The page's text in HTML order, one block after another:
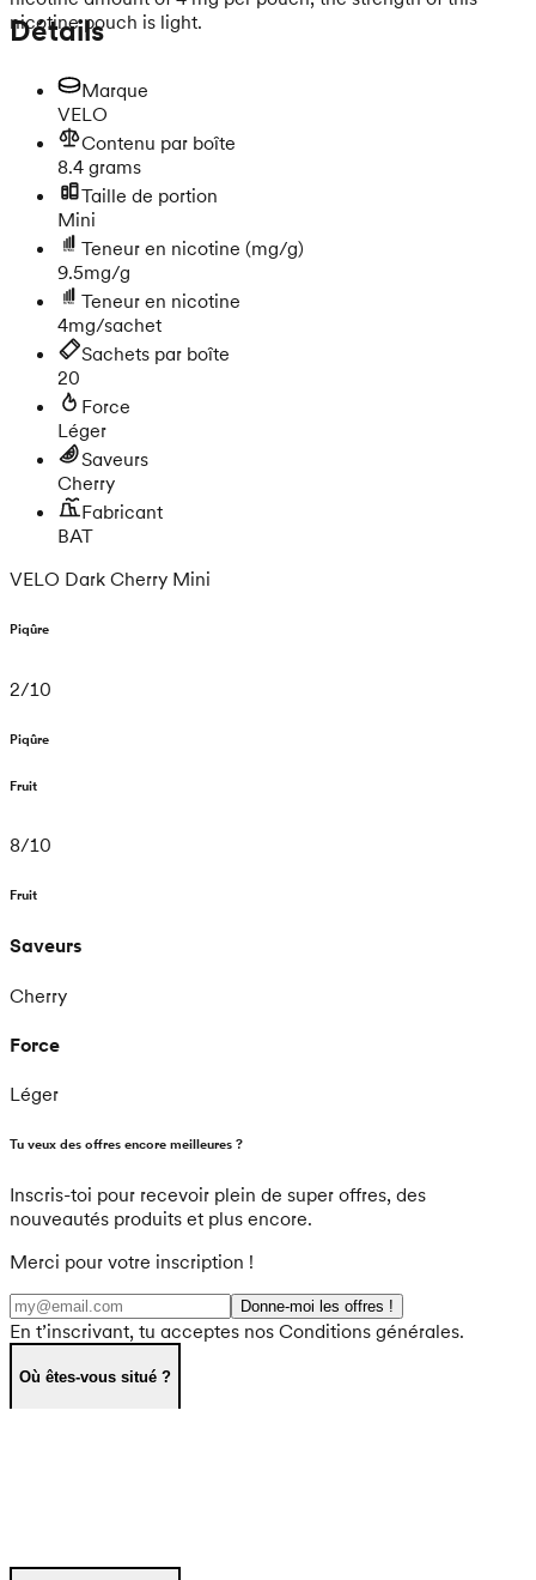
nicotine pouch is light.
Détails
Marque
VELO
Contenu par boîte
8.4 grams
Taille de portion
Mini
Teneur en nicotine (mg/g)
9.5mg/g
Teneur en nicotine
4mg/sachet
Sachets par boîte
20
Force
Léger
Saveurs
Cherry
Fabricant
BAT
VELO Dark Cherry Mini
Piqûre
2/10
Piqûre
Fruit
8/10
Fruit
Saveurs
Cherry
Force
Léger
Tu veux des offres encore meilleures ?
Inscris-toi pour recevoir plein de super offres, des
nouveautés produits et plus encore.
Merci pour votre inscription !
Donne-moi les offres !
En t’inscrivant, tu acceptes nos Conditions générales.
Où êtes-vous situé ?